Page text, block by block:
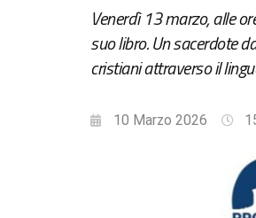
Venerdì 13 marzo, alle
suo libro. Un sacerdote
cristiani attraverso il
10 Marzo 2026